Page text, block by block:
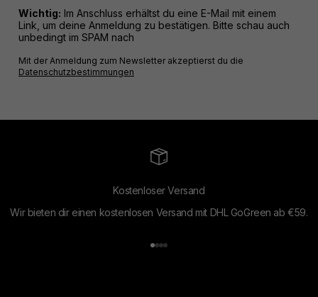
Wichtig: Im Anschluss erhältst du eine E-Mail mit einem
Link, um deine Anmeldung zu bestätigen. Bitte schau auch
unbedingt im SPAM nach
Mit der Anmeldung zum Newsletter akzeptierst du die
Datenschutzbestimmungen
Kostenloser Versand
Wir bieten dir einen kostenlosen Versand mit DHL GoGreen ab €59.
Gehe zu Element 1
Gehe zu Element 2
Gehe zu Element 3
Gehe zu Element 4